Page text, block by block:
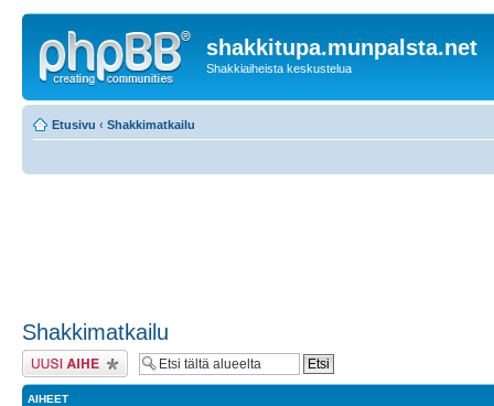
shakkitupa.munpalsta.net
Shakkiaiheista keskustelua
Etusivu ‹ Shakkimatkailu
Shakkimatkailu
Lähetä uusi viesti
AIHEET